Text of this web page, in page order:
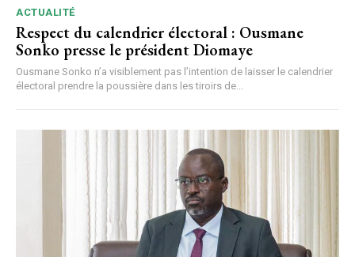
ACTUALITÉ
Respect du calendrier électoral : Ousmane
Sonko presse le président Diomaye
Ousmane Sonko n’a visiblement pas l’intention de laisser le calendrier
électoral prendre la poussière dans les tiroirs de...